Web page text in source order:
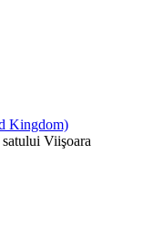
Viişoara